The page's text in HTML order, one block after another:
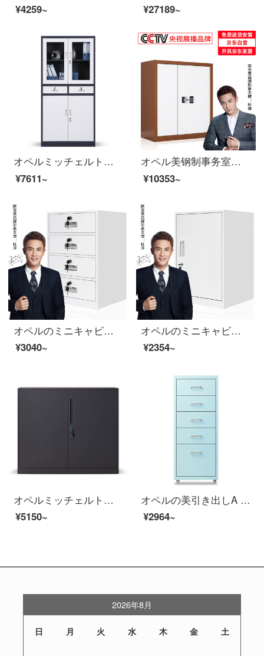
¥4259~
¥27189~
オペルミッチェルト着脱オフィスキャビネットスチール製のブリキケースの資料棚のアーカイブキャビネットの色の中の二斗チェスト
¥7611~
オペル美钢制事务室チャイスト电子暗号ロックチェスト资料保険箱カレーホワイト
¥10353~
オペルのミニキャビネットのファイルキャビネットのチェストテーブルの下にあるイベントキャビネットのスチール制ナイトの四斗キャビネット
¥3040~
オペルのミニキャビネットのファイルキャビネットのチェイトテーブルの下にあるイベントキャビネットのスチール制のナイトテ。
¥2354~
オペルミッチェルト資料棚の下駄箱の茶箱の入り口の戸棚の灰色の760*900*400
¥5150~
オペルの美引き出しA 4ファイルの低いキャビネットの事務室の物の5階の斗の収納の箱の浅い青色
¥2964~
2026年8月
日 月 火 水 木 金 土